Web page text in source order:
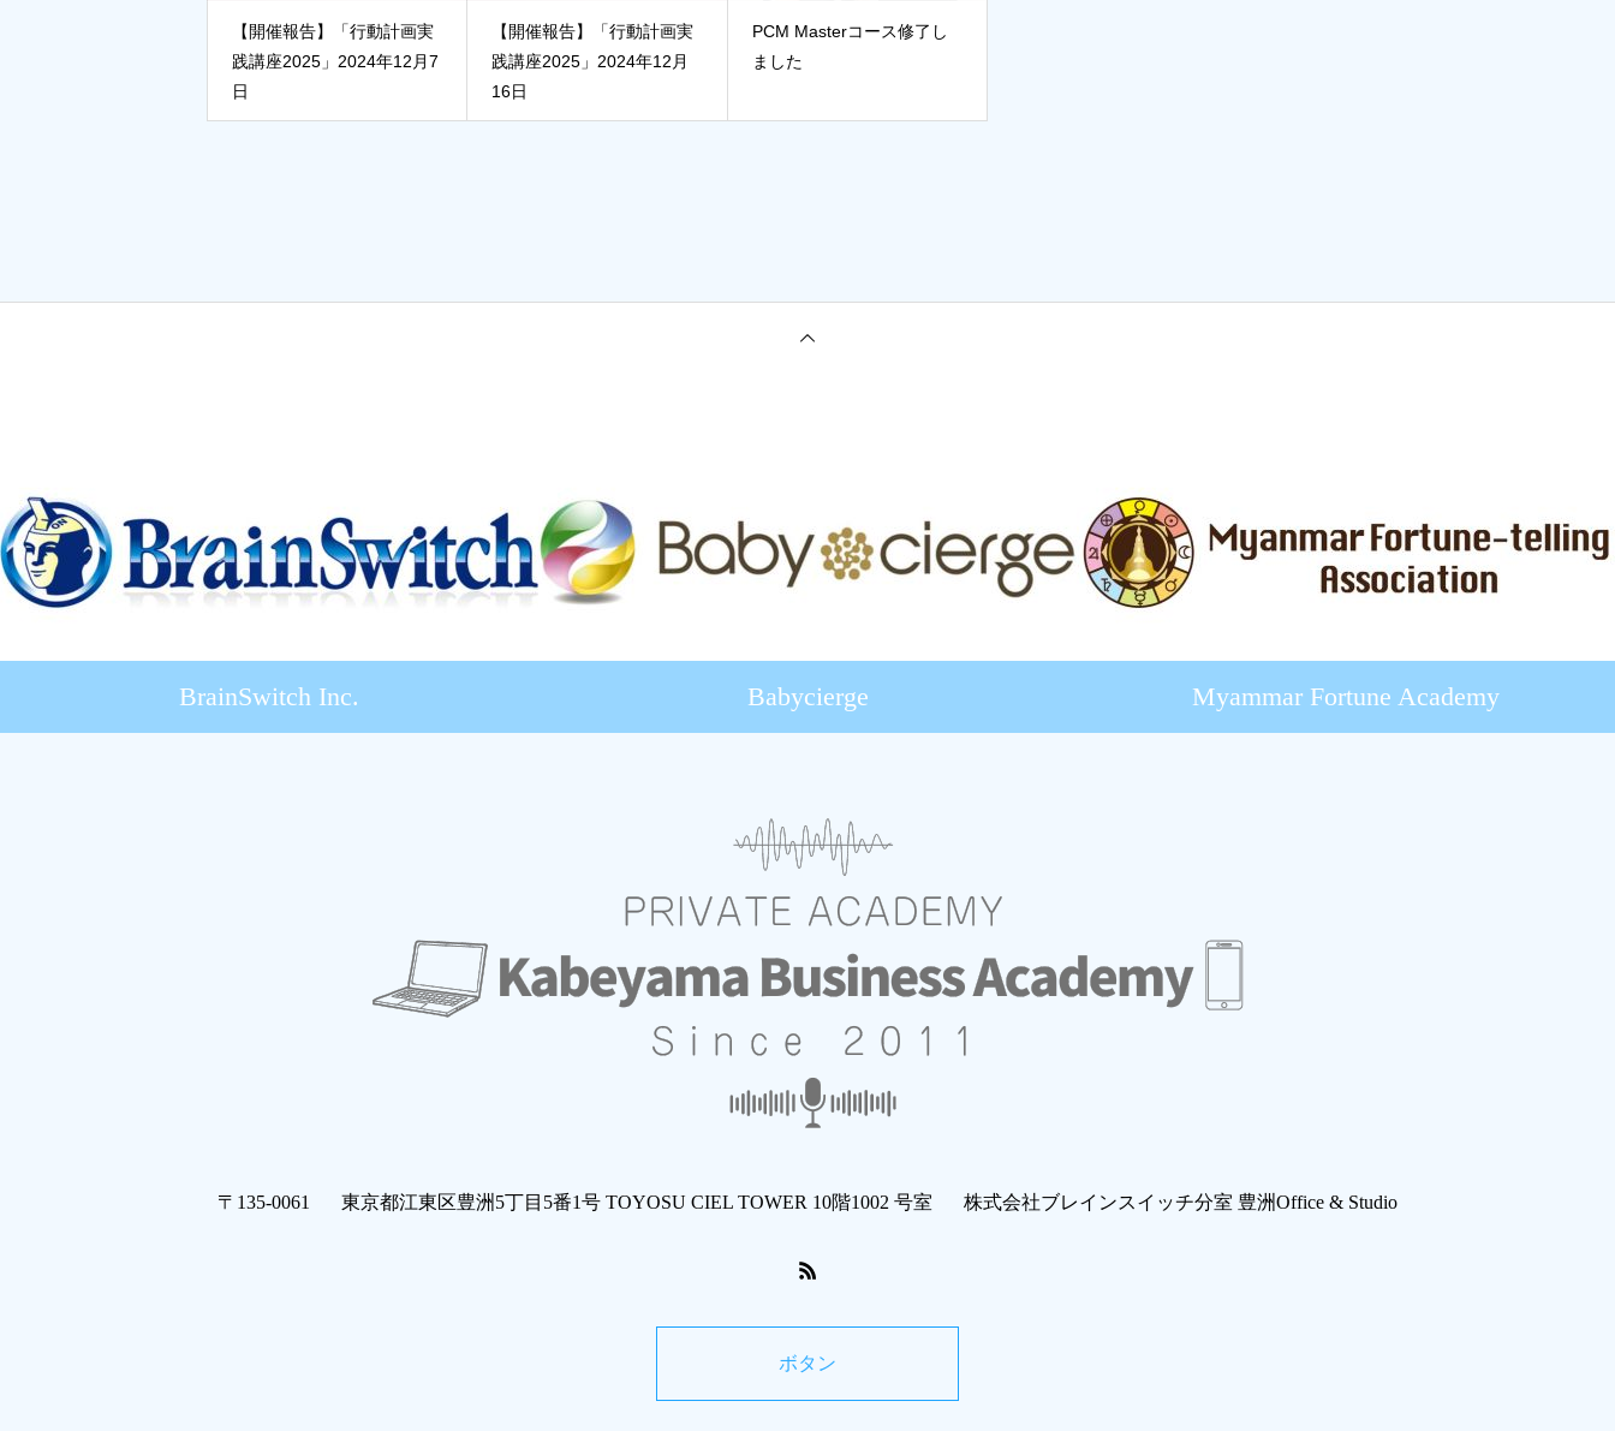
【開催報告】「行動計画実
践講座2025」2024年12月7
日
【開催報告】「行動計画実
践講座2025」2024年12月
16日
PCM Masterコース修了し
ました
BrainSwitch Inc. Babycierge Myammar Fortune Academy
〒135-0061 東京都江東区豊洲5丁目5番1号 TOYOSU CIEL TOWER 10階1002 号室 株式会社ブレインスイッチ分室 豊洲Office & Studio
ボタン